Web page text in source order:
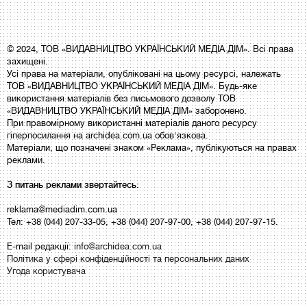
© 2024, ТОВ «ВИДАВНИЦТВО УКРАЇНСЬКИЙ МЕДІА ДІМ». Всі права
захищені.
Усі права на матеріали, опубліковані на цьому ресурсі, належать
ТОВ «ВИДАВНИЦТВО УКРАЇНСЬКИЙ МЕДІА ДІМ». Будь-яке
використання матеріалів без письмового дозволу ТОВ
«ВИДАВНИЦТВО УКРАЇНСЬКИЙ МЕДІА ДІМ» заборонено.
При правомірному використанні матеріалів даного ресурсу
гіперпосилання на archidea.com.ua обов'язкова.
Матеріали, що позначені знаком «Реклама», публікуються на правах
реклами.
З питань реклами звертайтесь:
reklama@mediadim.com.ua
Тел: +38 (044) 207-33-05, +38 (044) 207-97-00, +38 (044) 207-97-15.
E-mail редакції:info@archidea.com.ua
Політика у сфері конфіденційності та персональних даних
Угода користувача